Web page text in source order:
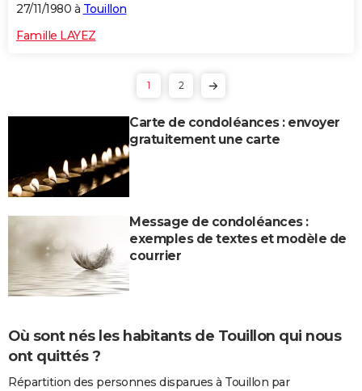
27/11/1980 à Touillon
Famille LAYEZ
1 2
Carte de condoléances : envoyer
gratuitement une carte
Message de condoléances :
exemples de textes et modèle de
courrier
Où sont nés les habitants de Touillon qui nous
ont quittés ?
Répartition des personnes disparues à Touillon par